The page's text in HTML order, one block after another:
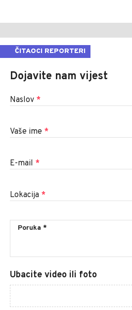
ČITAOCI REPORTERI
Dojavite nam vijest
Naslov *
Vaše ime *
E-mail *
Lokacija *
Ubacite video ili foto